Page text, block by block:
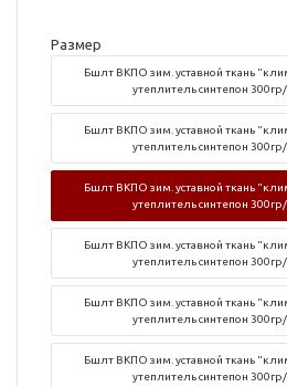
Размер
Бшлт ВКПО зим. уставной ткань
утеплитель синтепон
Бшлт ВКПО зим. уставной ткань
утеплитель синтепон
Бшлт ВКПО зим. уставной ткань
утеплитель синтепон
Бшлт ВКПО зим. уставной ткань
утеплитель синтепон
Бшлт ВКПО зим. уставной ткань
утеплитель синтепон
Бшлт ВКПО зим. уставной ткань
утеплитель синтепон